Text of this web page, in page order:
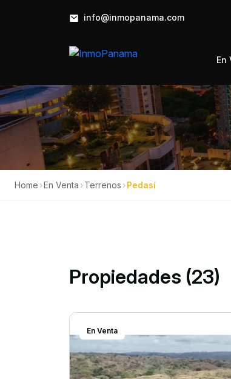
info@inmopanama.com
En
Home ›En Venta ›Terrenos ›Pedasí
Propiedades (23)
En Venta